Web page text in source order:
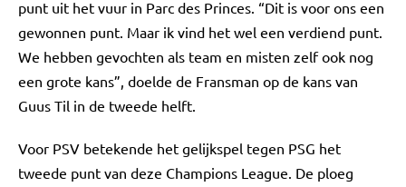
punt uit het vuur in Parc des Princes. “Dit is voor ons een
gewonnen punt. Maar ik vind het wel een verdiend punt.
We hebben gevochten als team en misten zelf ook nog
een grote kans”, doelde de Fransman op de kans van
Guus Til in de tweede helft.
Voor PSV betekende het gelijkspel tegen PSG het
tweede punt van deze Champions League. De ploeg